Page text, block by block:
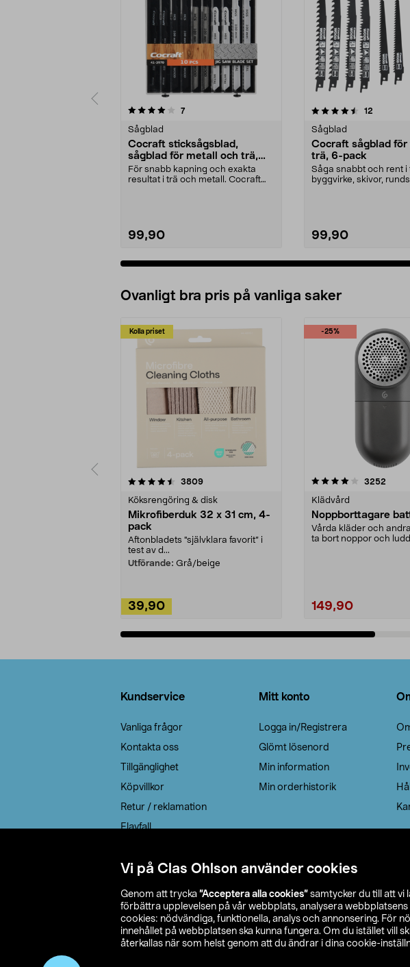
Vi på Clas Ohlson använder cookies
Genom att trycka ”Acceptera alla cookies” samtycker du till att vi
förbättra upplevelsen på vår webbplats, analysera
cookies: nödvändiga, funktionella, analys och annonsering. För
innehållet på webbplatsen ska kunna fungera. Om du istället vill
återkallas när som helst genom att du ändrar i dina cookie-
7recensioner
Sågblad
Cocraft sticksågsblad,
sågblad för metall och trä,
10-pack
För snabb kapning och exakta
resultat i trä och metall. Cocraft
99,90
4.5 av 5 stjärnor 12
Sågblad
Cocraft sågblad för
trä, 6-pack
Såga snabbt och rent i
byggvirke, skivor,
99,90
4.5 av 5
Ovanligt bra pris på vanliga saker
Kolla priset
3809recensioner
Köksrengöring & disk
Mikrofiberduk 32 x 31 cm, 4-
pack
Aftonbladets "självklara favorit” i
test av d...
Utförande: Grå/beige
39,90
-25%
4.0av 5 stjärnor 3252
Klädvård
Noppborttagare
Vårda kläder och
ta bort noppor och
149,90
4.5av 5
Kundservice
Vanliga frågor
Kontakta oss
Tillgänglighet
Köpvillkor
Retur / reklamation
Elavfall
Leveransalternativ
Mitt konto
Logga in/Registrera
Glömt lösenord
Min information
Min orderhistorik